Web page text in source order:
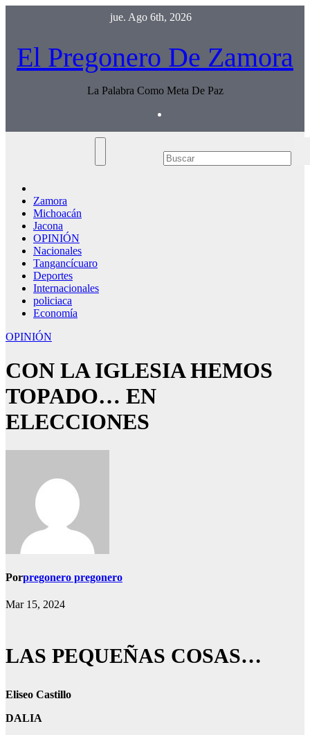
jue. Ago 6th, 2026
El Pregonero De Zamora
La Palabra Como Meta De Paz
Zamora
Michoacán
Jacona
OPINIÓN
Nacionales
Tangancícuaro
Deportes
Internacionales
policiaca
Economía
OPINIÓN
CON LA IGLESIA HEMOS
TOPADO… EN
ELECCIONES
Porpregonero pregonero
Mar 15, 2024
LAS PEQUEÑAS COSAS…
Eliseo Castillo
DALIA